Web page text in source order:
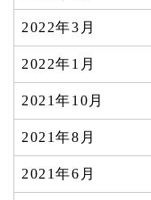
2022年3月
2022年1月
2021年10月
2021年8月
2021年6月